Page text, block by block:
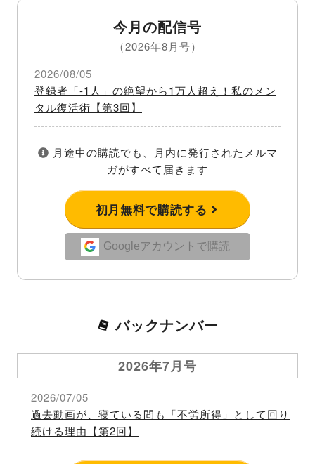
今月の配信号
（2026年8月号）
2026/08/05
登録者「-1人」の絶望から1万人超え！私のメン
タル復活術【第3回】
月途中の購読でも、月内に発行されたメルマ
ガがすべて届きます
初月無料で購読する
Googleアカウントで購読
バックナンバー
2026年7月号
2026/07/05
過去動画が、寝ている間も「不労所得」として回り
続ける理由【第2回】